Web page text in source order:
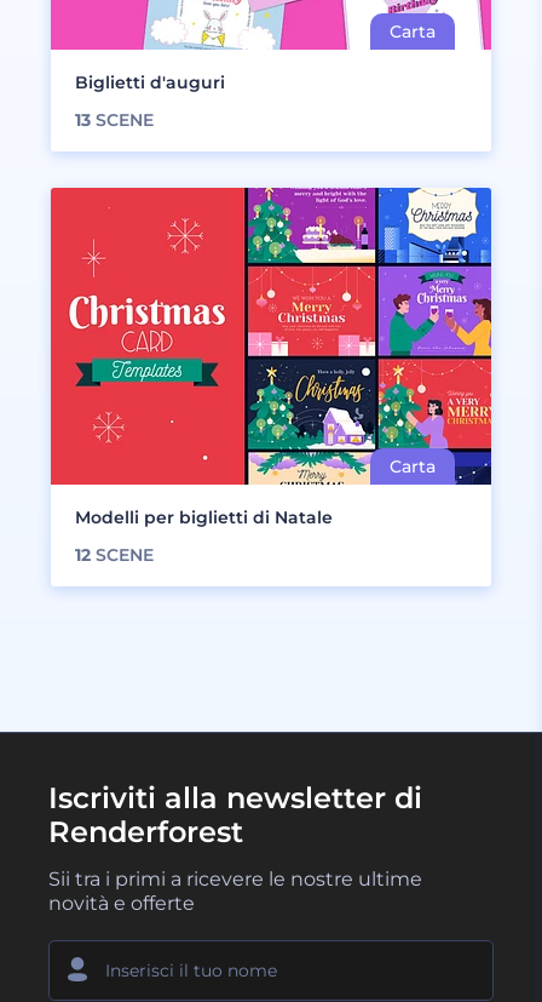
Biglietti d'auguri
13 SCENE
Modelli per biglietti di Natale
12 SCENE
Iscriviti alla newsletter di
Renderforest
Sii tra i primi a ricevere le nostre ultime
novità e offerte